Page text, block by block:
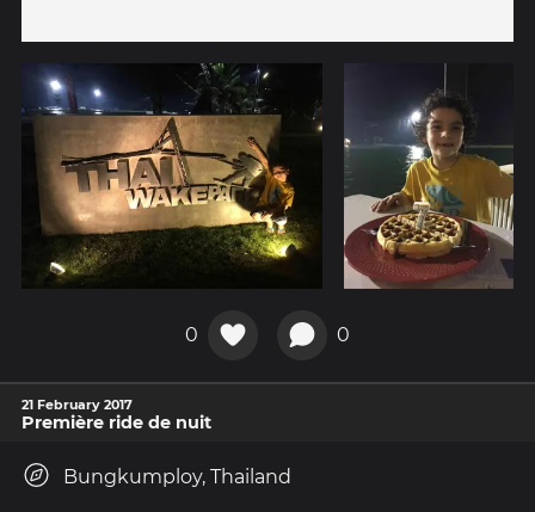
0 0
21 February 2017
Première ride de nuit
Bungkumploy, Thailand